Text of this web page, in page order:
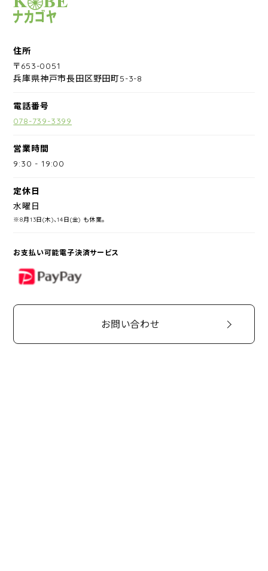
住所
〒653-0051
兵庫県神戸市長田区野田町5-3-8
電話番号
078-739-3399
営業時間
9:30 -19:00
定休日
水曜日
※8月13日(木)、14日(金) も休業。
お支払い可能電子決済サービス
PayPay
お問い合わせ